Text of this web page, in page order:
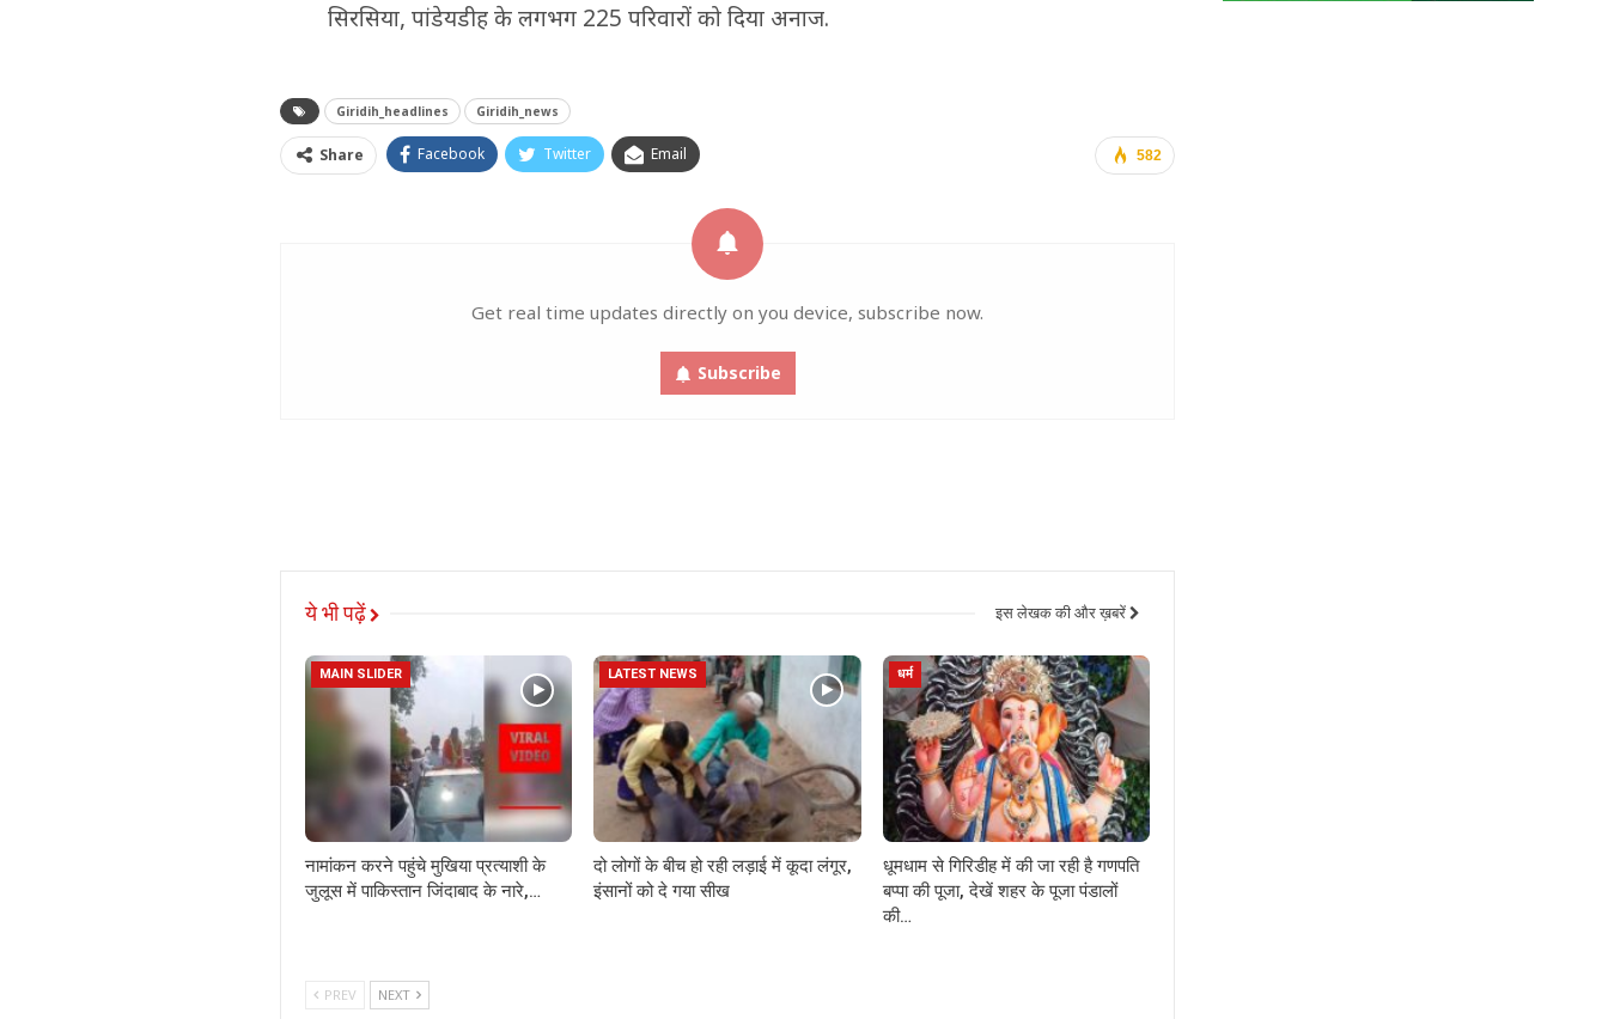
सिरसिया, पांडेयडीह के लगभग 225 परिवारों को दिया अनाज.
Giridih_headlines Giridih_news
582
Share Facebook Twitter Email
Get real time updates directly on you device, subscribe now.
Subscribe
ये भी पढ़ें इस लेखक की और ख़बरें
MAIN SLIDER
नामांकन करने पहुंचे मुखिया प्रत्याशी के
जुलूस में पाकिस्तान जिंदाबाद के नारे,…
LATEST NEWS
दो लोगों के बीच हो रही लड़ाई में कूदा लंगूर,
इंसानों को दे गया सीख
धर्म
धूमधाम से गिरिडीह में की जा रही है गणपति
बप्पा की पूजा, देखें शहर के पूजा पंडालों
की…
PREV NEXT